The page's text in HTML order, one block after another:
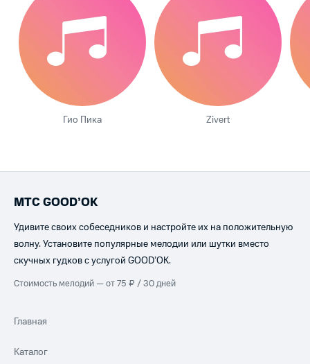
Гио Пика Zivert
МТС GOOD’OK
Удивите своих собеседников и настройте их на положительную
волну. Установите популярные мелодии или шутки вместо
скучных гудков с услугой GOOD’OK.
Стоимость мелодий — от 75 ₽ / 30 дней
Главная
Каталог